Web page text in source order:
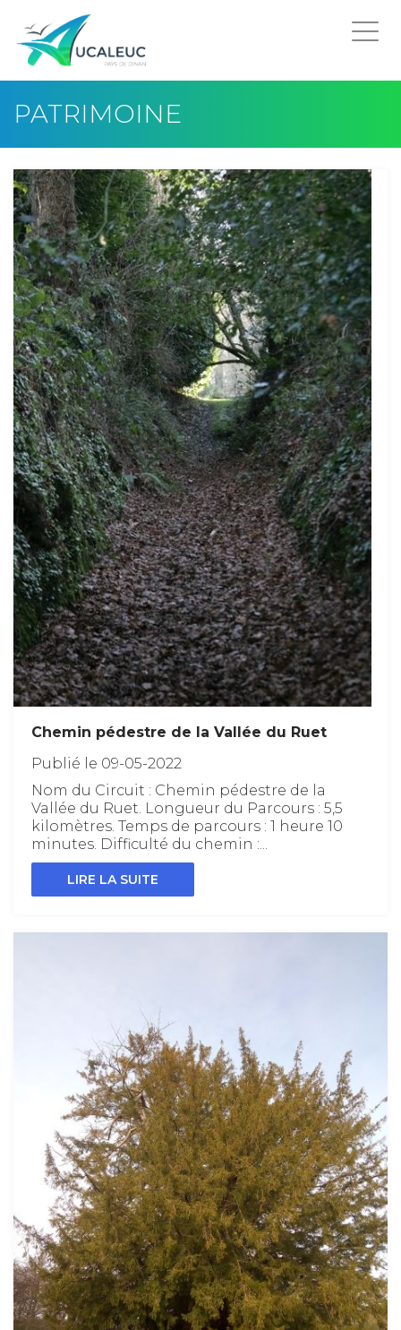
PATRIMOINE
Chemin pédestre de la Vallée du Ruet
Publié le 09-05-2022
Nom du Circuit : Chemin pédestre de la
Vallée du Ruet. Longueur du Parcours : 5,5
kilomètres. Temps de parcours : 1 heure 10
minutes. Difficulté du chemin :...
LIRE LA SUITE